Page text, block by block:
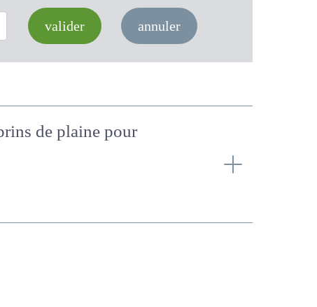
valider annuler
de plaine pour